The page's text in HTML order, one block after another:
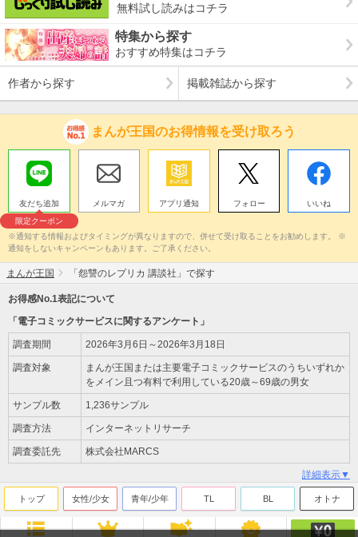
無料試し読みはコチラ
特集から探す
おすすめ特集はコチラ
作者から探す 掲載雑誌から探す
まんが王国のお得情報を受け取ろう
友だち追加
限定クーポン
メルマガ アプリ通知 フォロー いいね
※通知する情報およびタイミングが異なりますので、併せて受け取ることをお勧めします。 ※
通知をしないキャンペーンもあります。ご了承ください。
まんが王国 「怨讐のレプリカ 講談社」で探す
お得感No.1表記について
「電子コミックサービスに関するアンケート」
調査期間 2026年3月6日～2026年3月18日
調査対象
まんが王国または主要電子コミックサービスのうちいずれか
をメイン且つ有料で利用している20歳～69歳の男女
サンプル数 1,236サンプル
調査方法 インターネットリサーチ
調査委託先 株式会社MARCS
詳細表示▼
トップ 女性/少女 青年/少年 TL BL オトナ